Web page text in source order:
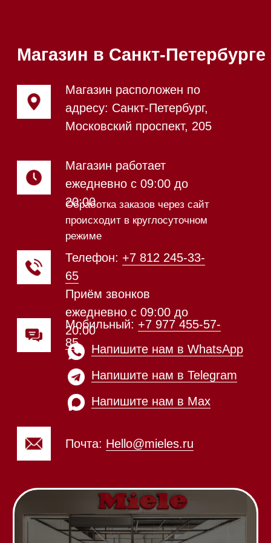
Посмотреть фото и
видео из нашего
шоурума
Стиральные машины
Сушильные машины
Посудомоечные машины
Стирально-сушильные машины
Газовые варочные панели
Индукционные варочные панели
панели
Гладильные
системы
Микроволновые печи (СВЧ)
Модульные панели SmartLine
Техника Miele в наличии
Посудомоечные машины 60 см